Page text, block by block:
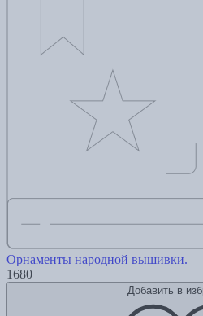
Орнаменты народной вышивки.
1680
Добавить в